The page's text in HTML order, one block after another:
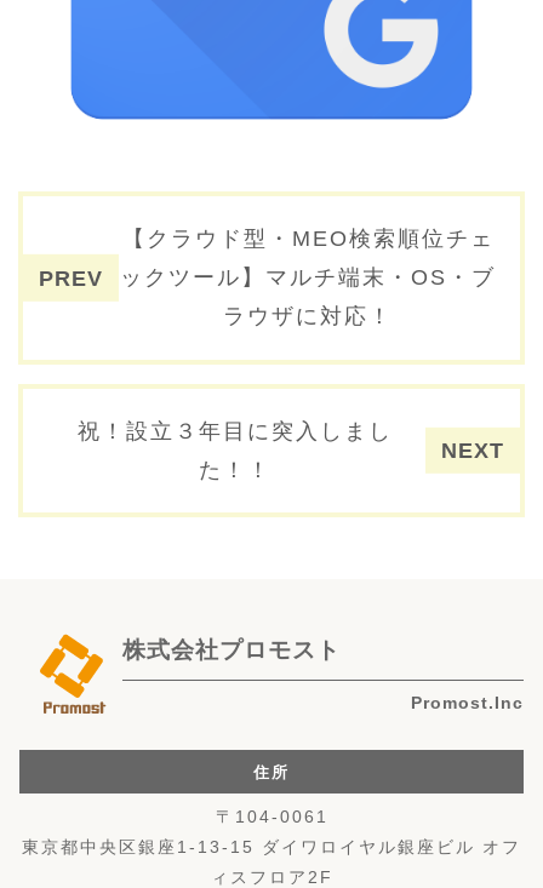
投稿ナビゲーション
【クラウド型・MEO検索順位チェ
ックツール】マルチ端末・OS・ブ
ラウザに対応！
祝！設立３年目に突入しまし
た！！
株式会社プロモスト
Promost.Inc
住所
〒104-0061
東京都中央区銀座1-13-15 ダイワロイヤル銀座ビル オフ
ィスフロア2F